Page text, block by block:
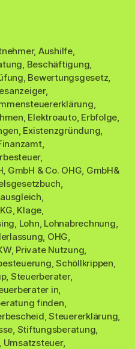
, Aushilfe,
Beschäftigung
Bewertungsgesetz
,
Elektroauto, Erbfolge
Existenzgründung
,
,
GmbH & Co. OHG GmbH&
KG Klage
Lohn Lohnabrechnung
OHG
, Private Nutzung
,Schöllkrippen
, Steuerberater,
in
finden
,Steuererklärung
Stiftungsberatung
Umsatzsteuer,